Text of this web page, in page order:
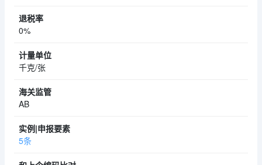
0%
千克/张
AB
5条